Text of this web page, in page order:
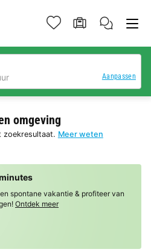
Aanpassen
omgeving
zoekresultaat. Meer weten
spontane vakantie & profiteer van
Ontdek meer